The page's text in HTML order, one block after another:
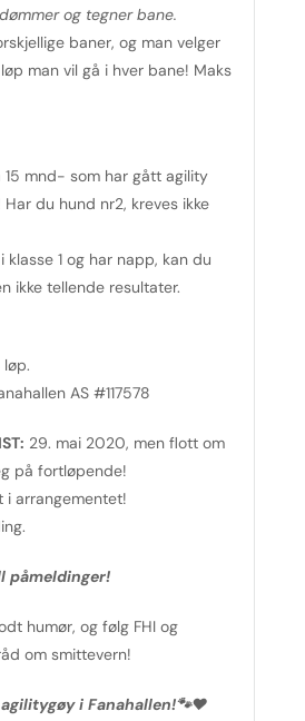
og tegner bane.
baner, og man velger
man vil gå i hver bane! Maks
15 mnd- som har gått agility
du hund nr2, kreves ikke
klasse 1 og har napp, kan du
ikke tellende resultater.
AS #117578
29. mai 2020, men flott om
på fortløpende!
i arrangementet!
påmeldinger!
humør, og følg FHI og
om smittevern!
agilitygøy i Fanahallen!🐾❤️